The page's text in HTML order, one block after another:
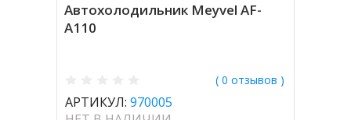
Автохолодильник Meyvel AF-
A110
( 0 отзывов )
АРТИКУЛ: 970005